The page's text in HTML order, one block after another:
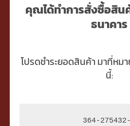
คุณได้ทำการสั่งซื้อสิน
ธนาคาร
โปรดชำระยอดสินค้า มาที่หม
นี้:
364-